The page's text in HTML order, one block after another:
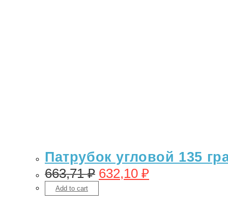
Патрубок угловой 135
663,71₽ 632,10 ₽
Add to cart